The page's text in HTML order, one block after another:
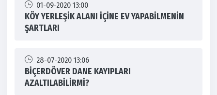
01-09-2020 13:00
KÖY YERLEŞİK ALANI İÇİNE EV YAPABİLMENİN
ŞARTLARI
28-07-2020 13:06
BİÇERDÖVER DANE KAYIPLARI
AZALTILABİLİRMİ?